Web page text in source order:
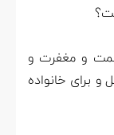
و مغفرت و
و برای خانواده